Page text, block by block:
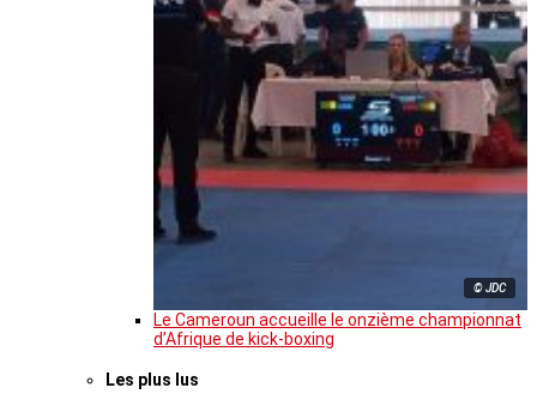
© JDC
Le Cameroun accueille le onzième championnat
d’Afrique de kick-boxing
Les plus lus